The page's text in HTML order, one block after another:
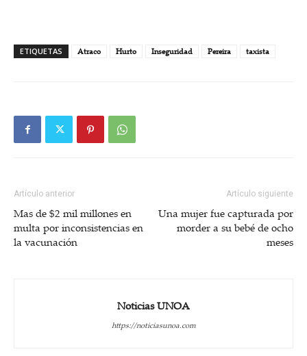
ETIQUETAS Atraco Hurto Inseguridad Pereira taxista
Artículo anterior
Mas de $2 mil millones en
multa por inconsistencias en
la vacunación
Artículo siguiente
Una mujer fue capturada por
morder a su bebé de ocho
meses
Noticias UNOA
https://noticiasunoa.com